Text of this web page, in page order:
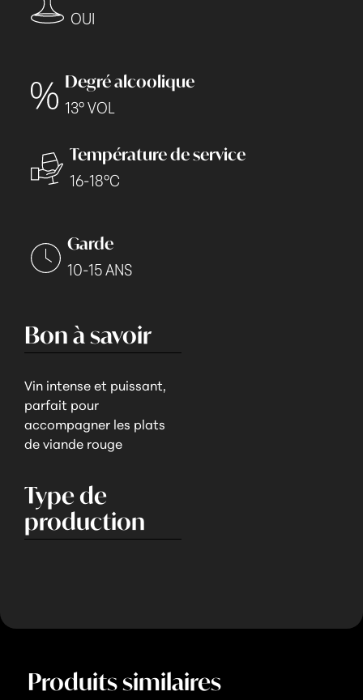
OUI
Degré alcoolique
13° VOL
Température de service
16-18°C
Garde
10-15 ANS
Bon à savoir
Vin intense et puissant,
parfait pour
accompagner les plats
de viande rouge
Type de
production
Produits similaires